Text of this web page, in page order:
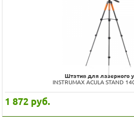
Штатив стальной
Ballu BIH-LS-220
2 342 руб.